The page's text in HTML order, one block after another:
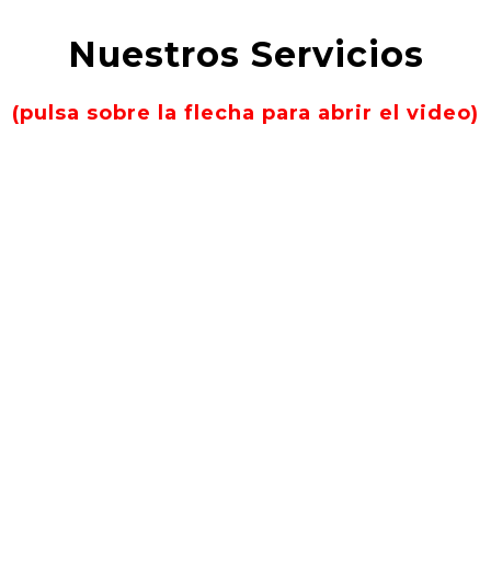
Nuestros Servicios
(pulsa sobre la flecha para abrir el video)